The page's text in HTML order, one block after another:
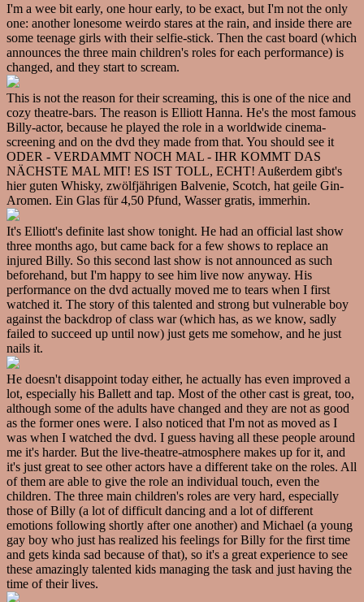
I'm a wee bit early, one hour early, to be exact, but I'm not the only
one: another lonesome weirdo stares at the rain, and inside there are
some teenage girls with their selfie-stick. Then the cast board (which
announces the three main children's roles for each performance) is
changed, and they start to scream.
This is not the reason for their screaming, this is one of the nice and
cozy theatre-bars. The reason is Elliott Hanna. He's the most famous
Billy-actor, because he played the role in a worldwide cinema-
screening and on the dvd they made from that. You should see it
ODER - VERDAMMT NOCH MAL - IHR KOMMT DAS
NÄCHSTE MAL MIT! ES IST TOLL, ECHT! Außerdem gibt's
hier guten Whisky, zwölfjährigen Balvenie, Scotch, hat geile Gin-
Aromen. Ein Glas für 4,50 Pfund, Wasser gratis, immerhin.
It's Elliott's definite last show tonight. He had an official last show
three months ago, but came back for a few shows to replace an
injured Billy. So this second last show is not announced as such
beforehand, but I'm happy to see him live now anyway. His
performance on the dvd actually moved me to tears when I first
watched it. The story of this talented and strong but vulnerable boy
against the backdrop of class war (which has, as we know, sadly
failed to succeed up until now) just gets me somehow, and he just
nails it.
He doesn't disappoint today either, he actually has even improved a
lot, especially his Ballett and tap. Most of the other cast is great, too,
although some of the adults have changed and they are not as good
as the former ones were. I also noticed that I'm not as moved as I
was when I watched the dvd. I guess having all these people around
me it's harder. But the live-theatre-atmosphere makes up for it, and
it's just great to see other actors have a different take on the roles. All
of them are able to give the role an individual touch, even the
children. The three main children's roles are very hard, especially
those of Billy (a lot of difficult dancing and a lot of different
emotions following shortly after one another) and Michael (a young
gay boy who just has realized his feelings for Billy for the first time
and gets kinda sad because of that), so it's a great experience to see
these amazingly talented kids managing the task and just having the
time of their lives.